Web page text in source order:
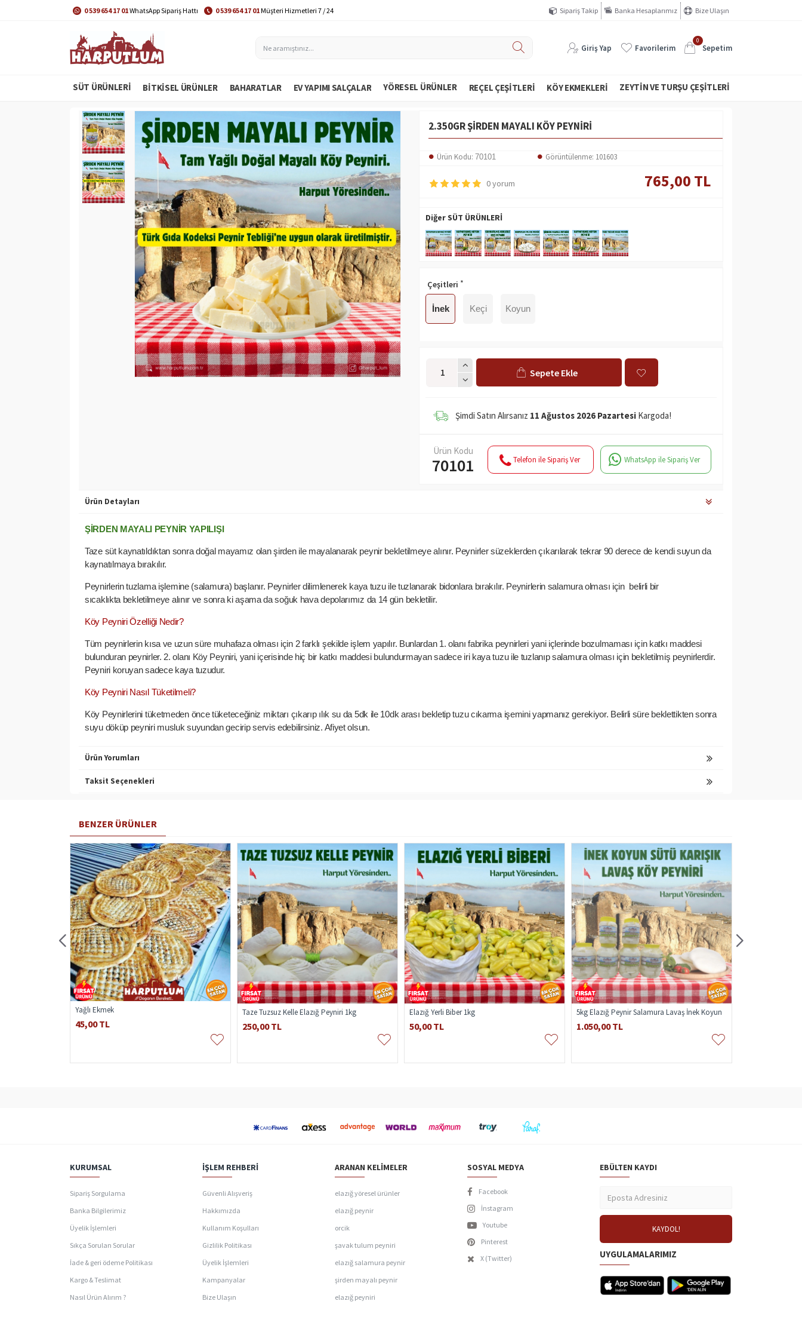
0 539 654 17 01WhatsApp Sipariş Hattı 0 539 654 17 01Müşteri Hizmetleri 7 / 24 Sipariş Takip Banka Hesaplarımız Bize Ulaşın
Giriş Yap Favorilerim
0
Sepetim
SÜT ÜRÜNLERİ BITKISEL ÜRÜNLER BAHARATLAR EV YAPIMI SALÇALAR YÖRESEL ÜRÜNLER REÇEL ÇEŞITLERI KÖY EKMEKLERI ZEYTIN VE TURŞU ÇEŞITLERI
2.350GR ŞIRDEN MAYALI KÖY PEYNIRI
Ürün Kodu: 70101 Görüntülenme: 101603
0 yorum 765,00 TL
Diğer SÜT ÜRÜNLERİ
Çeşitleri
İnek Keçi Koyun
Sepete Ekle
Şimdi Satın Alırsanız 11 Ağustos 2026 Pazartesi Kargoda!
Ürün Kodu
70101 Telefon ile Sipariş Ver WhatsApp ile Sipariş Ver
Ürün Detayları
ŞİRDEN MAYALI PEYNİR YAPILIŞI
Taze süt kaynatıldıktan sonra doğal mayamız olan şirden ile mayalanarak peynir bekletilmeye alınır. Peynirler süzeklerden çıkarılarak tekrar 90 derece de kendi suyun da
kaynatılmaya bırakılır.
Peynirlerin tuzlama işlemine (salamura) başlanır. Peynirler dilimlenerek kaya tuzu ile tuzlanarak bidonlara bırakılır. Peynirlerin salamura olması için belirli bir
sıcaklıkta bekletilmeye alınır ve sonra ki aşama da soğuk hava depolarımız da 14 gün bekletilir.
Köy Peyniri Özelliği Nedir?
Tüm peynirlerin kısa ve uzun süre muhafaza olması için 2 farklı şekilde işlem yapılır. Bunlardan 1. olanı fabrika peynirleri yani içlerinde bozulmaması için katkı maddesi
bulunduran peynirler. 2. olanı Köy Peyniri, yani içerisinde hiç bir katkı maddesi bulundurmayan sadece iri kaya tuzu ile tuzlanıp salamura olması için bekletilmiş peynirlerdir.
Peyniri koruyan sadece kaya tuzudur.
Köy Peyniri Nasıl Tüketilmeli?
Köy Peynirlerini tüketmeden önce tüketeceğiniz miktarı çıkarıp ılık su da 5dk ile 10dk arası bekletip tuzu cıkarma işemini yapmanız gerekiyor. Belirli süre beklettikten sonra
suyu döküp peyniri musluk suyundan gecirip servis edebilirsiniz. Afiyet olsun.
Ürün Yorumları
Taksit Seçenekleri
BENZER ÜRÜNLER
Yağlı Ekmek
45,00 TL
Taze Tuzsuz Kelle Elazığ Peyniri 1kg
250,00 TL
Elazığ Yerli Biber 1kg
50,00 TL
5kg Elazığ Peynir Salamura Lavaş İnek Koyun
1.050,00 TL
KURUMSAL
Sipariş Sorgulama
Banka Bilgilerimiz
Üyelik İşlemleri
Sıkça Sorulan Sorular
İade & geri ödeme Politikası
Kargo & Teslimat
Nasıl Ürün Alırım ?
İŞLEM REHBERI
Güvenli Alışveriş
Hakkımızda
Kullanım Koşulları
Gizlilik Politikası
Üyelik İşlemleri
Kampanyalar
Bize Ulaşın
ARANAN KELIMELER
elazığ yöresel ürünler
elazığ peynir
orcik
şavak tulum peyniri
elazığ salamura peynir
şirden mayalı peynir
elazığ peyniri
SOSYAL MEDYA
Facebook
İnstagram
Youtube
Pinterest
X (Twitter)
EBÜLTEN KAYDI
UYGULAMALARIMIZ